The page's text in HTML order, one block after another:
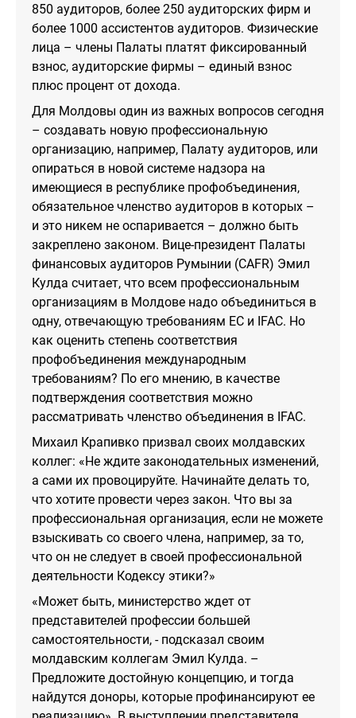
850 аудиторов, более 250 аудиторских фирм и
более 1000 ассистентов аудиторов. Физические
лица – члены Палаты платят фиксированный
взнос, аудиторские фирмы – единый взнос
плюс процент от дохода.
Для Молдовы один из важных вопросов сегодня
– создавать новую профессиональную
организацию, например, Палату аудиторов, или
опираться в новой системе надзора на
имеющиеся в республике профобъединения,
обязательное членство аудиторов в которых –
и это никем не оспаривается – должно быть
закреплено законом. Вице-президент Палаты
финансовых аудиторов Румынии (CAFR) Эмил
Кулда считает, что всем профессиональным
организациям в Молдове надо объединиться в
одну, отвечающую требованиям ЕС и IFAC. Но
как оценить степень соответствия
профобъединения международным
требованиям? По его мнению, в качестве
подтверждения соответствия можно
рассматривать членство объединения в IFAC.
Михаил Крапивко призвал своих молдавских
коллег: «Не ждите законодательных изменений,
а сами их провоцируйте. Начинайте делать то,
что хотите провести через закон. Что вы за
профессиональная организация, если не можете
взыскивать со своего члена, например, за то,
что он не следует в своей профессиональной
деятельности Кодексу этики?»
«Может быть, министерство ждет от
представителей профессии большей
самостоятельности, - подсказал своим
молдавским коллегам Эмил Кулда. –
Предложите достойную концепцию, и тогда
найдутся доноры, которые профинансируют ее